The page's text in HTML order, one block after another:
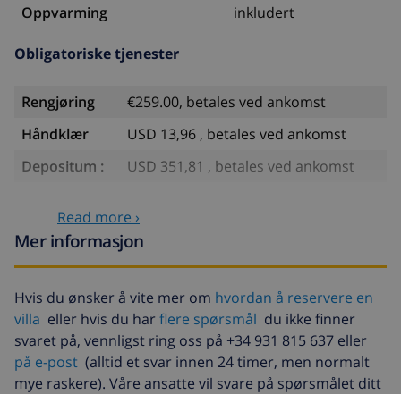
Oppvarming
inkludert
Obligatoriske tjenester
Rengjøring
€259.00, betales ved ankomst
Håndklær
USD 13,96 , betales ved ankomst
Depositum :
USD 351,81 , betales ved ankomst
Valgfrie tjenester
Barnestol
USD 35,18
Sen ankomst
USD 58,64 , betales ved
ankomst
Avbestillingsdepositum:
4.80% av totalbeløp
Read more ›
Mer informasjon
Hvis du ønsker å vite mer om hvordan å reservere en
villa eller hvis du har flere spørsmål du ikke finner
svaret på, vennligst ring oss på +34 931 815 637 eller
på e-post (alltid et svar innen 24 timer, men normalt
mye raskere). Våre ansatte vil svare på spørsmålet ditt